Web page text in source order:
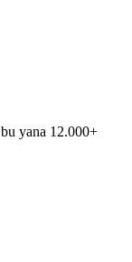
yana 12.000+